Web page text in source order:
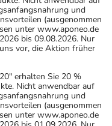
und
(ausgenommen
unter www.aponeo.de
bis 09.08.2026. Nur
vor, die Aktion früher
erhalten Sie 20 %
Nicht anwendbar auf
und
(ausgenommen
unter www.aponeo.de